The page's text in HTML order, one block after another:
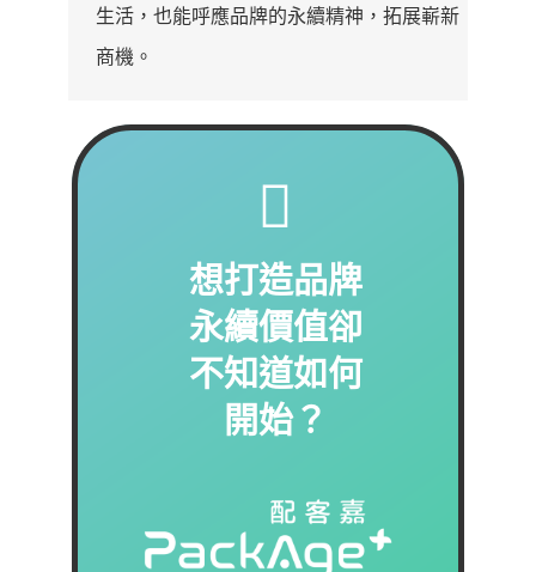
生活，也能呼應品牌的永續精神，拓展嶄新
商機。
想打造品牌
永續價值卻
不知道如何
開始？